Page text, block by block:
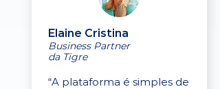
Elaine Cristina
Business Partner
da Tigre
“A plataforma é simples de